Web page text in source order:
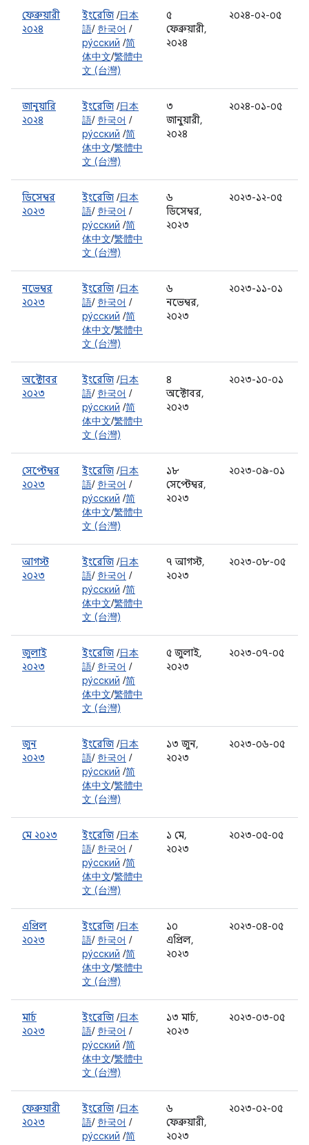
ফেব্রুয়ারী
২০২৪
ইংরেজি /日本
語/ 한국어 /
ру́сский /简
体中文/繁體中
文 (台灣)
৫
ফেব্রুয়ারী,
২০২৪
২০২৪-০২-০৫
জানুয়ারি
২০২৪
ইংরেজি /日本
語/ 한국어 /
ру́сский /简
体中文/繁體中
文 (台灣)
৩
জানুয়ারী,
২০২৪
২০২৪-০১-০৫
ডিসেম্বর
২০২৩
ইংরেজি /日本
語/ 한국어 /
ру́сский /简
体中文/繁體中
文 (台灣)
৬
ডিসেম্বর,
২০২৩
২০২৩-১২-০৫
নভেম্বর
২০২৩
ইংরেজি /日本
語/ 한국어 /
ру́сский /简
体中文/繁體中
文 (台灣)
৬
নভেম্বর,
২০২৩
২০২৩-১১-০১
অক্টোবর
২০২৩
ইংরেজি /日本
語/ 한국어 /
ру́сский /简
体中文/繁體中
文 (台灣)
৪
অক্টোবর,
২০২৩
২০২৩-১০-০১
সেপ্টেম্বর
২০২৩
ইংরেজি /日本
語/ 한국어 /
ру́сский /简
体中文/繁體中
文 (台灣)
১৮
সেপ্টেম্বর,
২০২৩
২০২৩-০৯-০১
আগস্ট
২০২৩
ইংরেজি /日本
語/ 한국어 /
ру́сский /简
体中文/繁體中
文 (台灣)
৭ আগস্ট,
২০২৩
২০২৩-০৮-০৫
জুলাই
২০২৩
ইংরেজি /日本
語/ 한국어 /
ру́сский /简
体中文/繁體中
文 (台灣)
৫ জুলাই,
২০২৩
২০২৩-০৭-০৫
জুন
২০২৩
ইংরেজি /日本
語/ 한국어 /
ру́сский /简
体中文/繁體中
文 (台灣)
১৩ জুন,
২০২৩
২০২৩-০৬-০৫
মে ২০২৩ ইংরেজি /日本
語/ 한국어 /
ру́сский /简
体中文/繁體中
文 (台灣)
১ মে,
২০২৩
২০২৩-০৫-০৫
এপ্রিল
২০২৩
ইংরেজি /日本
語/ 한국어 /
ру́сский /简
体中文/繁體中
文 (台灣)
১০
এপ্রিল,
২০২৩
২০২৩-০৪-০৫
মার্চ
২০২৩
ইংরেজি /日本
語/ 한국어 /
ру́сский /简
体中文/繁體中
文 (台灣)
১৩ মার্চ,
২০২৩
২০২৩-০৩-০৫
ফেব্রুয়ারী
২০২৩
ইংরেজি /日本
語/ 한국어 /
ру́сский /简
৬
ফেব্রুয়ারী,
২০২৩
২০২৩-০২-০৫